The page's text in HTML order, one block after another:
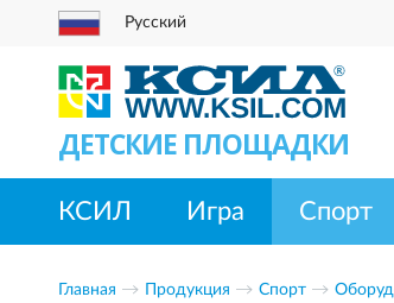
Русский
ДЕТСКИЕ ПЛОЩАДКИ
КСИЛ Игра Спорт
Главная Продукция Спорт